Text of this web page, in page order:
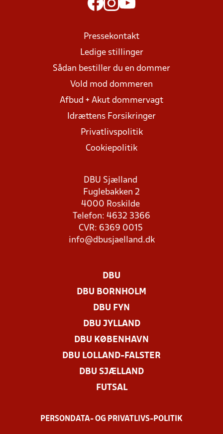
Pressekontakt
Ledige stillinger
Sådan bestiller du en dommer
Vold mod dommeren
Afbud + Akut dommervagt
Idrættens Forsikringer
Privatlivspolitik
Cookiepolitik
DBU Sjælland
Fuglebakken 2
4000 Roskilde
Telefon: 4632 3366
CVR: 6369 0015
info@dbusjaelland.dk
DBU
DBU BORNHOLM
DBU FYN
DBU JYLLAND
DBU KØBENHAVN
DBU LOLLAND-FALSTER
DBU SJÆLLAND
FUTSAL
PERSONDATA- OG PRIVATLIVS-POLITIK